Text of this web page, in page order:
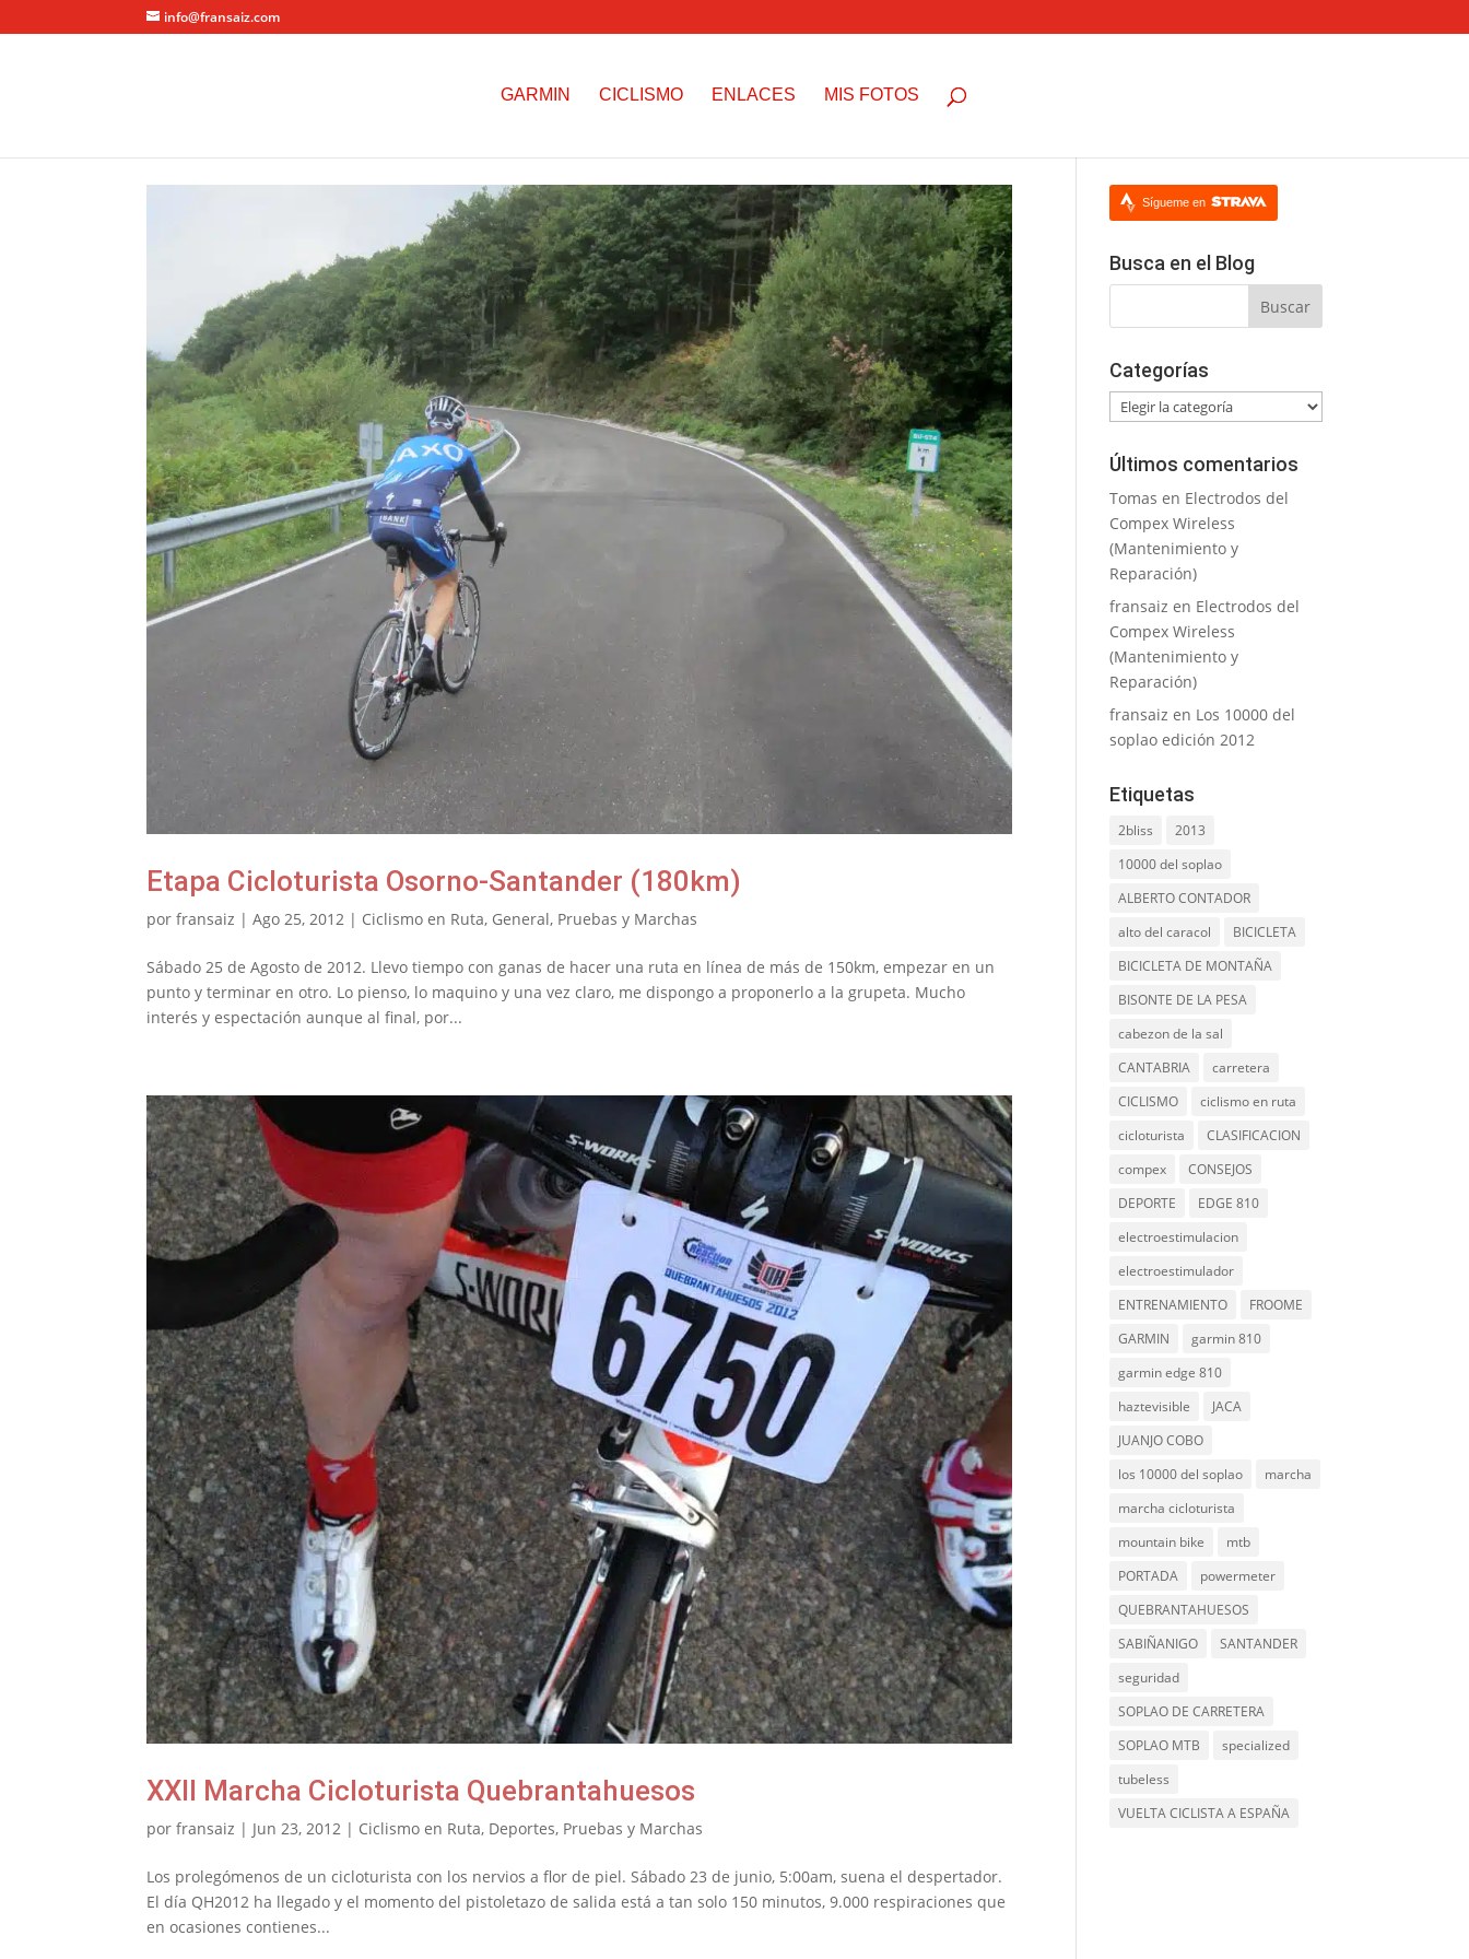
info@fransaiz.com
GARMIN CICLISMO ENLACES MIS FOTOS
Etapa Cicloturista Osorno-Santander (180km)
porfransaiz |Ago 25, 2012 | Ciclismo en Ruta, General, Pruebas y Marchas
Sábado 25 de Agosto de 2012. Llevo tiempo con ganas de hacer una ruta en línea de más de 150km, empezar en un
punto y terminar en otro. Lo pienso, lo maquino y una vez claro, me dispongo a proponerlo a la grupeta. Mucho
interés y espectación aunque al final, por...
XXII Marcha Cicloturista Quebrantahuesos
porfransaiz | Jun 23, 2012 | Ciclismo en Ruta, Deportes, Pruebas y Marchas
Los prolegómenos de un cicloturista con los nervios a flor de piel. Sábado 23 de junio, 5:00am, suena el despertador.
El día QH2012 ha llegado y el momento del pistoletazo de salida está a tan solo 150 minutos, 9.000 respiraciones que
en ocasiones contienes...
Sígueme en
Busca en el Blog
Categorías
Categorías
Últimos comentarios
Tomas en Electrodos del
Compex Wireless
(Mantenimiento y
Reparación)
fransaiz en Electrodos del
Compex Wireless
(Mantenimiento y
Reparación)
fransaiz en Los 10000 del
soplao edición 2012
Etiquetas
2bliss
2013
10000 del soplao
ALBERTO CONTADOR
alto del caracol
BICICLETA
BICICLETA DE MONTAÑA
BISONTE DE LA PESA
cabezon de la sal
CANTABRIA
carretera
CICLISMO
ciclismo en ruta
cicloturista
CLASIFICACION
compex
CONSEJOS
DEPORTE
EDGE 810
electroestimulacion
electroestimulador
ENTRENAMIENTO
FROOME
GARMIN
garmin 810
garmin edge 810
haztevisible
JACA
JUANJO COBO
los 10000 del soplao
marcha
marcha cicloturista
mountain bike
mtb
PORTADA
powermeter
QUEBRANTAHUESOS
SABIÑANIGO
SANTANDER
seguridad
SOPLAO DE CARRETERA
SOPLAO MTB
specialized
tubeless
VUELTA CICLISTA A ESPAÑA